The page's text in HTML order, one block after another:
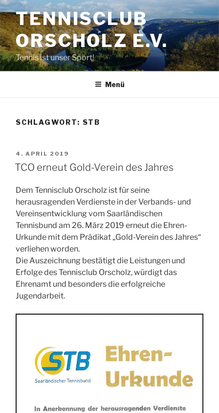
Zum
Inhalt
springenTENNISCLUB
ORSCHOLZ E.V.
Tennis ist unser Sport!
Menü
SCHLAGWORT: STB
VERÖFFENTLICHT
AM
4. APRIL 2019
TCO erneut Gold-Verein des Jahres
Dem Tennisclub Orscholz ist für seine
herausragenden Verdienste in der Verbands- und
Vereinsentwicklung vom Saarländischen
Tennisbund am 26. März 2019 erneut die Ehren-
Urkunde mit dem Prädikat „Gold-Verein des Jahres“
verliehen worden.
Die Auszeichnung bestätigt die Leistungen und
Erfolge des Tennisclub Orscholz, würdigt das
Ehrenamt und besonders die erfolgreiche
Jugendarbeit.